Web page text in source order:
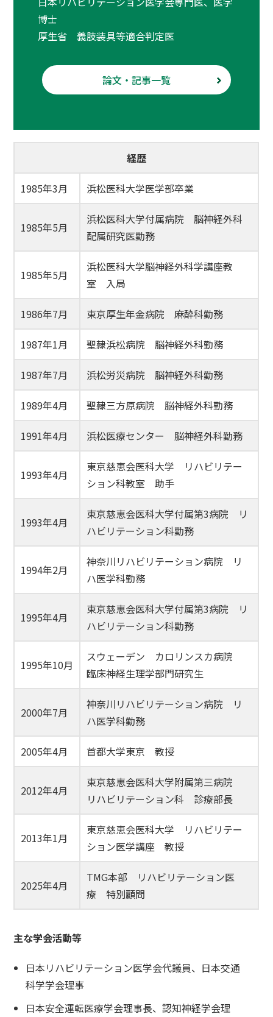
博士
厚生省 義肢装具等適合判定医
論文・記事一覧
経歴
1985年3月 浜松医科大学医学部卒業
1985年5月
浜松医科大学付属病院 脳神経外科
配属研究医勤務
1985年5月
浜松医科大学脳神経外科学講座教
室 入局
1986年7月 東京厚生年金病院 麻酔科勤務
1987年1月 聖隷浜松病院 脳神経外科勤務
1987年7月 浜松労災病院 脳神経外科勤務
1989年4月 聖隷三方原病院 脳神経外科勤務
1991年4月 浜松医療センター 脳神経外科勤務
1993年4月
東京慈恵会医科大学 リハビリテー
ション科教室 助手
1993年4月
東京慈恵会医科大学付属第3病院 リ
ハビリテーション科勤務
1994年2月
神奈川リハビリテーション病院 リ
ハ医学科勤務
1995年4月
東京慈恵会医科大学付属第3病院 リ
ハビリテーション科勤務
1995年10月
スウェーデン カロリンスカ病院
臨床神経生理学部門研究生
2000年7月
神奈川リハビリテーション病院 リ
ハ医学科勤務
2005年4月 首都大学東京 教授
2012年4月
東京慈恵会医科大学附属第三病院
リハビリテーション科 診療部長
2013年1月
東京慈恵会医科大学 リハビリテー
ション医学講座 教授
2025年4月
TMG本部 リハビリテーション医
療 特別顧問
主な学会活動等
日本リハビリテーション医学会代議員、日本交通
科学学会理事
日本安全運転医療学会理事長、認知神経学会理